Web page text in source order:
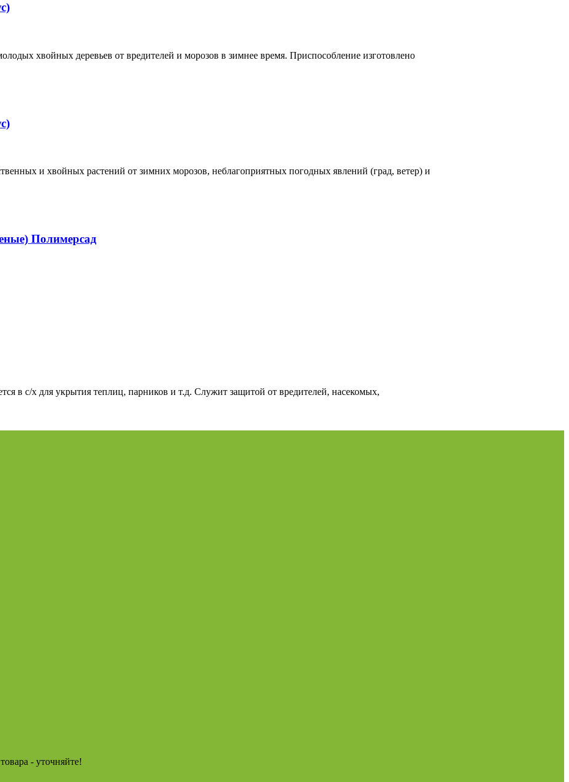
хвойных деревьев от вредителей и морозов в зимнее время. Приспособление изготовлено
и хвойных растений от зимних морозов, неблагоприятных погодных явлений (град, ветер) и
Полимерсад
в с/х для укрытия теплиц, парников и т.д. Служит защитой от вредителей, насекомых,
- уточняйте!